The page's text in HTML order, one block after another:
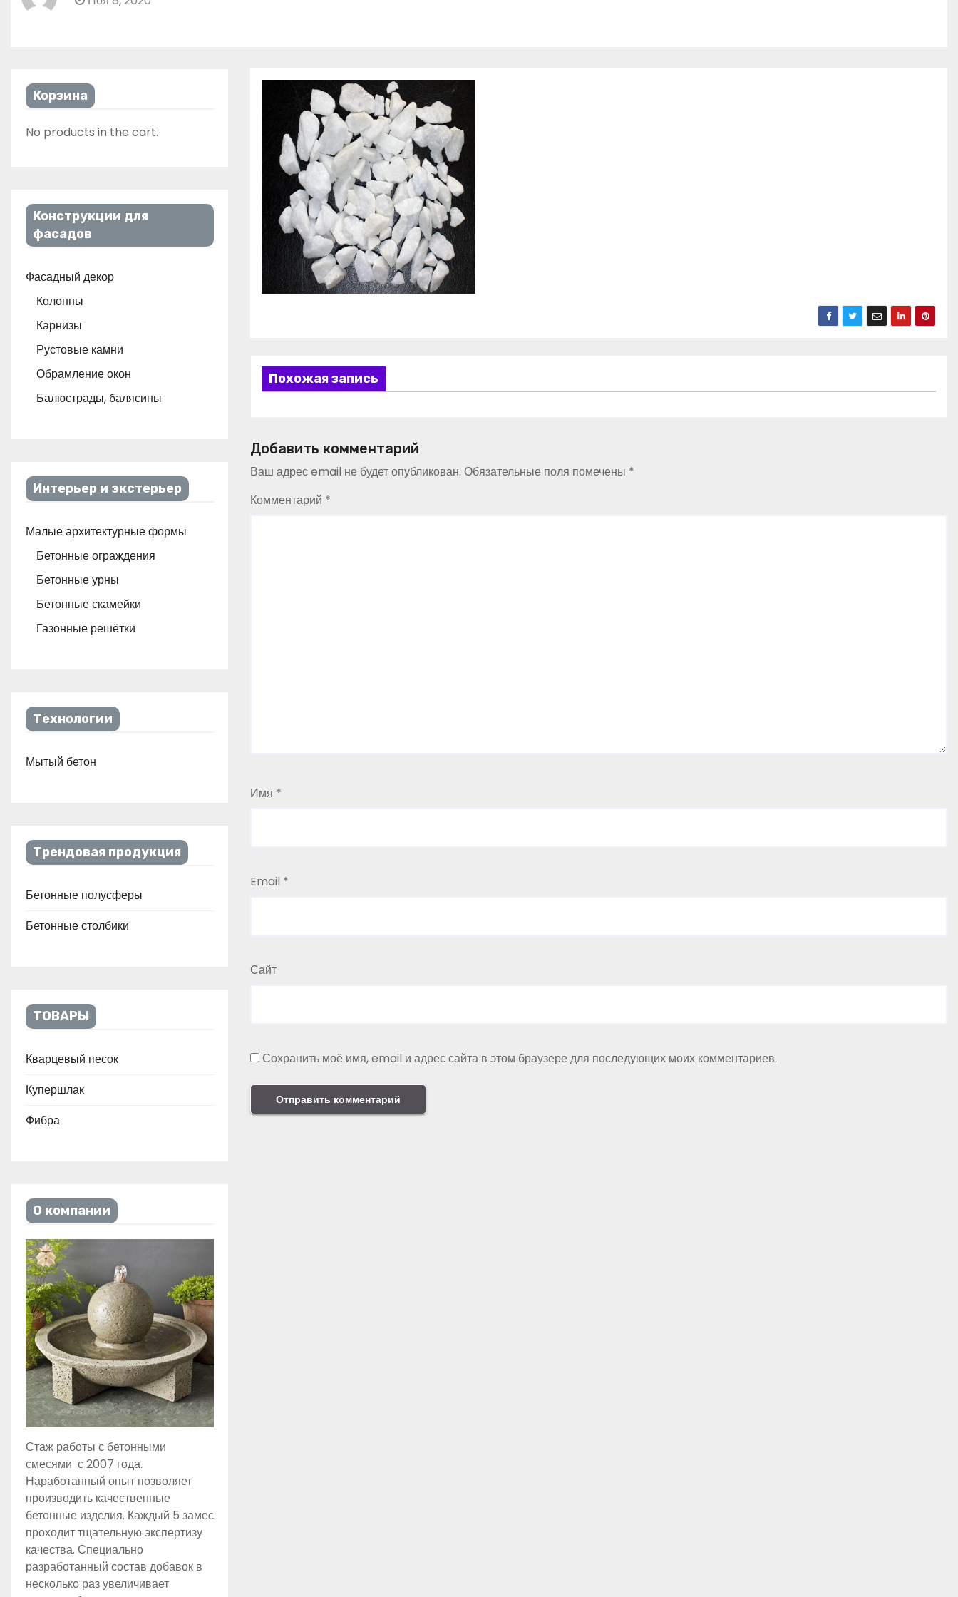
Корзина
No products in the cart.
Конструкции для
фасадов
Фасадный декор
Колонны
Карнизы
Рустовые камни
Обрамление окон
Балюстрады, балясины
Интерьер и экстерьер
Малые архитектурные формы
Бетонные ограждения
Бетонные урны
Бетонные скамейки
Газонные решётки
Технологии
Мытый бетон
Трендовая продукция
Бетонные полусферы
Бетонные столбики
ТОВАРЫ
Кварцевый песок
Купершлак
Фибра
О компании
Стаж работы с бетонными
смесями с 2007 года.
Наработанный опыт позволяет
производить качественные
бетонные изделия. Каждый 5 замес
проходит тщательную экспертизу
качества. Специально
разработанный состав добавок в
несколько раз увеличивает
Похожая запись
Добавить комментарий
Ваш адрес email не будет опубликован. Обязательные поля помечены *
Комментарий *
Имя *
Email *
Сайт
Сохранить моё имя, email и адрес сайта в этом браузере для последующих моих комментариев.